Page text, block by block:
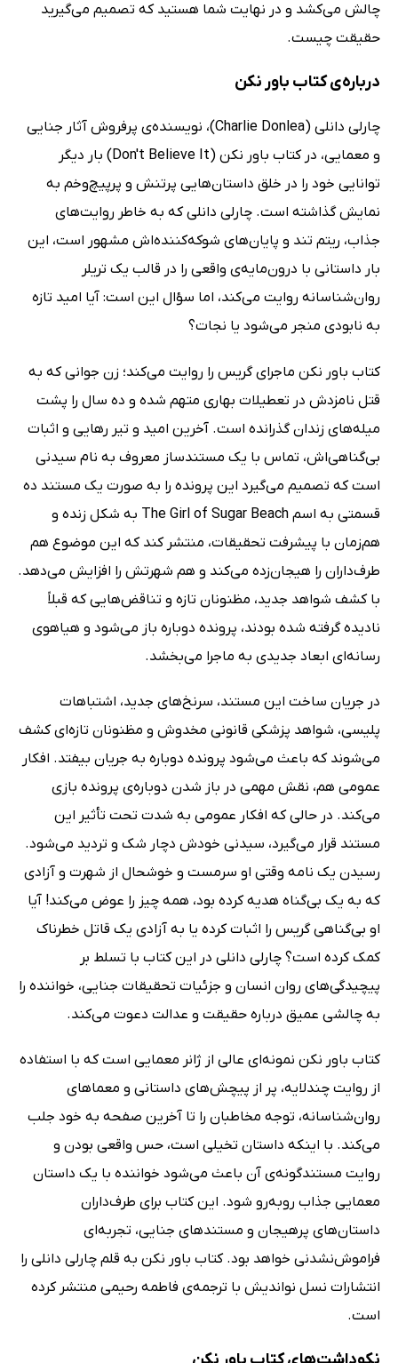
چالش می‌کشد و در نهایت شما هستید که تصمیم می‌گیرید
حقیقت چیست.
درباره‌ی کتاب باور نکن
چارلی دانلی (Charlie Donlea)، نویسنده‌ی پرفروش آثار جنایی
و معمایی، در کتاب باور نکن (Don't Believe It) بار دیگر
توانایی خود را در خلق داستان‌هایی پرتنش و پرپیچ‌وخم به
نمایش گذاشته است. چارلی دانلی که به خاطر روایت‌های
جذاب، ریتم تند و پایان‌های شوکه‌کننده‌اش مشهور است، این
بار داستانی با درون‌مایه‌ی واقعی را در قالب یک تریلر
روان‌شناسانه روایت می‌کند، اما سؤال این است: آیا امید تازه
به نابودی منجر می‌شود یا نجات؟
کتاب باور نکن ماجرای گریس را روایت می‌کند؛ زن جوانی که به
قتل نامزدش در تعطیلات بهاری متهم شده و ده سال را پشت
میله‌های زندان گذرانده است. آخرین امید و تیر رهایی و اثبات
بی‌گناهی‌اش، تماس با یک مستندساز معروف به نام سیدنی
است که تصمیم می‌گیرد این پرونده را به صورت یک مستند ده
قسمتی به اسم The Girl of Sugar Beach به شکل زنده و
هم‌زمان با پیشرفت تحقیقات، منتشر کند که این موضوع هم
طرف‌داران را هیجان‌زده می‌کند و هم شهرتش را افزایش می‌دهد.
با کشف شواهد جدید، مظنونان تازه و تناقض‌هایی که قبلاً
نادیده گرفته شده بودند، پرونده دوباره باز می‌شود و هیاهوی
رسانه‌ای ابعاد جدیدی به ماجرا می‌بخشد.
در جریان ساخت این مستند، سرنخ‌های جدید، اشتباهات
پلیسی، شواهد پزشکی قانونی مخدوش و مظنونان تازه‌ای کشف
می‌شوند که باعث می‌شود پرونده دوباره به جریان بیفتد. افکار
عمومی هم، نقش مهمی در باز شدن دوباره‌ی پرونده بازی
می‌کند. در حالی که افکار عمومی به شدت تحت تأثیر این
مستند قرار می‌گیرد، سیدنی خودش دچار شک و تردید می‌شود.
رسیدن یک نامه وقتی او سرمست و خوشحال از شهرت و آزادی
که به یک بی‌گناه هدیه کرده بود، همه چیز را عوض می‌کند! آیا
او بی‌گناهی گریس را اثبات کرده یا به آزادی یک قاتل خطرناک
کمک کرده است؟ چارلی دانلی در این کتاب با تسلط بر
پیچیدگی‌های روان انسان و جزئیات تحقیقات جنایی، خواننده را
به چالشی عمیق درباره حقیقت و عدالت دعوت می‌کند.
کتاب باور نکن نمونه‌ای عالی از ژانر معمایی است که با استفاده
از روایت چندلایه، پر از پیچش‌های داستانی و معماهای
روان‌شناسانه، توجه مخاطبان را تا آخرین صفحه به خود جلب
می‌کند. با اینکه داستان تخیلی است، حس واقعی بودن و
روایت مستندگونه‌ی آن باعث می‌شود خواننده با یک داستان
معمایی جذاب روبه‌رو شود. این کتاب برای طرف‌داران
داستان‌های پرهیجان و مستندهای جنایی، تجربه‌ای
فراموش‌نشدنی خواهد بود. کتاب باور نکن به قلم چارلی دانلی را
انتشارات نسل نواندیش با ترجمه‌ی فاطمه رحیمی منتشر کرده
است.